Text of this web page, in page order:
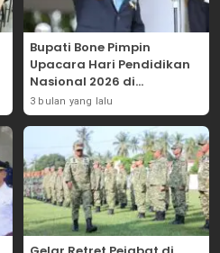
Bupati Bone Pimpin
Upacara Hari Pendidikan
Nasional 2026 di
Lapangan Merdeka
3 bulan yang lalu